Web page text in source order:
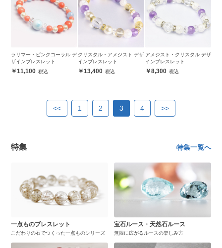
ラリマー・ピンクコーラル デ
ザインブレスレット
11,100
クリスタル・アメジスト デザ
インブレスレット
13,400
アメジスト・クリスタル デザ
インブレスレット
8,300
<< 1 2 3 4 >>
特集 特集一覧へ
一点ものブレスレット
こだわりの石でつくった一点ものシリーズ
宝石ルース・天然石ルース
無限に広がるルースの楽しみ方